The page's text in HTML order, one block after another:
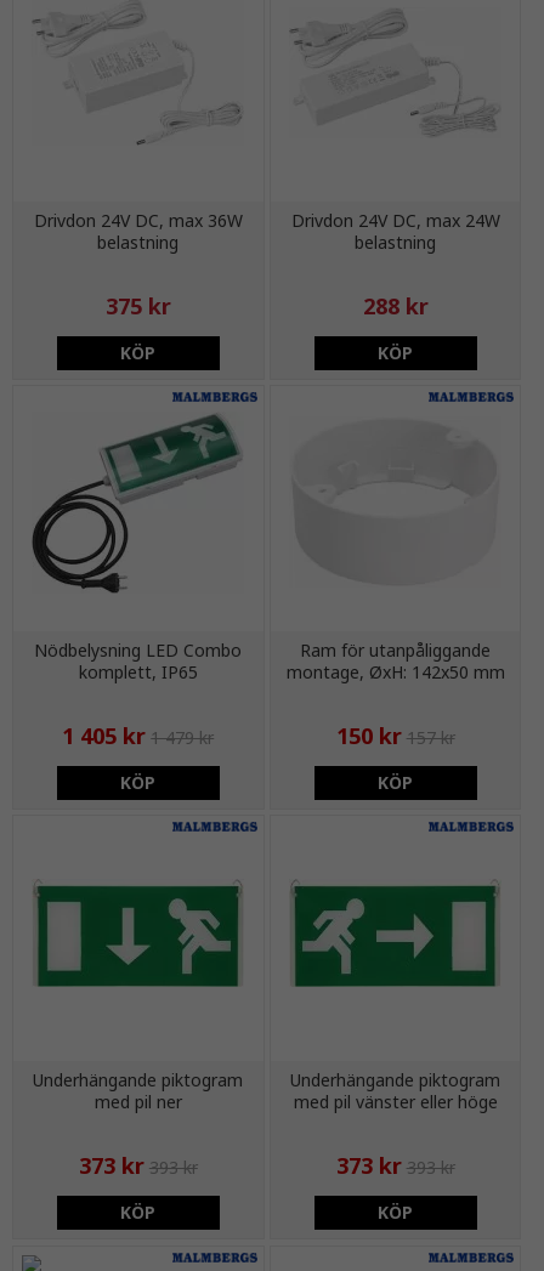
Drivdon 24V DC, max 36W
belastning
375 kr
KÖP
Drivdon 24V DC, max 24W
belastning
288 kr
KÖP
Nödbelysning LED Combo
komplett, IP65
1 405 kr 1 479 kr
KÖP
Ram för utanpåliggande
montage, ØxH: 142x50 mm
150 kr 157 kr
KÖP
Underhängande piktogram
med pil ner
373 kr 393 kr
KÖP
Underhängande piktogram
med pil vänster eller höge
373 kr 393 kr
KÖP